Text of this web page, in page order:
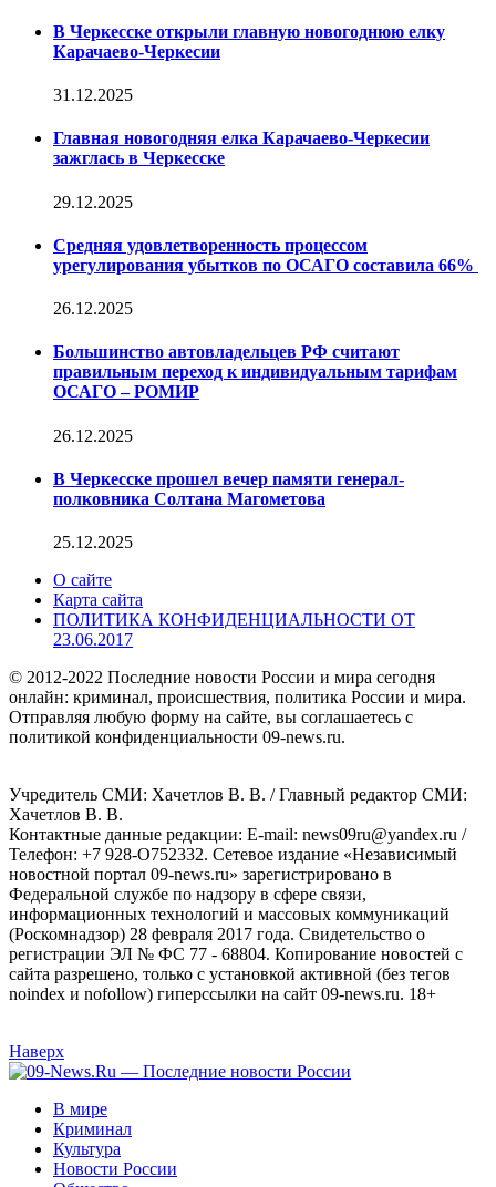
В Черкесске открыли главную новогоднюю елку
Карачаево-Черкесии
31.12.2025
Главная новогодняя елка Карачаево-Черкесии
зажглась в Черкесске
29.12.2025
Средняя удовлетворенность процессом
урегулирования убытков по ОСАГО составила 66%
26.12.2025
Большинство автовладельцев РФ считают
правильным переход к индивидуальным тарифам
ОСАГО – РОМИР
26.12.2025
В Черкесске прошел вечер памяти генерал-
полковника Солтана Магометова
25.12.2025
О сайте
Карта сайта
ПОЛИТИКА КОНФИДЕНЦИАЛЬНОСТИ ОТ
23.06.2017
© 2012-2022 Последние новости России и мира сегодня
онлайн: криминал, происшествия, политика России и мира.
Отправляя любую форму на сайте, вы соглашаетесь с
политикой конфиденциальности 09-news.ru.
Учредитель СМИ: Хaчeтлoв B. B. / Главный редактор СМИ:
Хaчeтлoв B. B.
Контактные данные редакции: E-mail: news09ru@yandex.ru /
Телефон: +7 928-O752332. Сетевое издание «Независимый
новостной портал 09-news.ru» зарегистрировано в
Федеральной службе по надзору в сфере связи,
информационных технологий и массовых коммуникаций
(Роскомнадзор) 28 февраля 2017 года. Свидетельство о
регистрации ЭЛ № ФС 77 - 68804. Копирование новостей с
сайта разрешено, только с установкой активной (без тегов
noindex и nofollow) гиперссылки на сайт 09-news.ru. 18+
Наверх
В мире
Криминал
Культура
Новости России